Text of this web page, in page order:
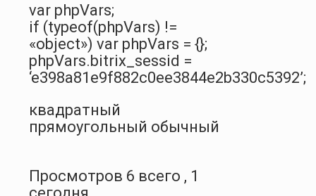
var phpVars;
if (typeof(phpVars) !=
«object») var phpVars = {};
phpVars.bitrix_sessid =
‘e398a81e9f882c0ee3844e2b330c5392’;
квадратный
прямоугольный обычный
Просмотров 6 всего , 1